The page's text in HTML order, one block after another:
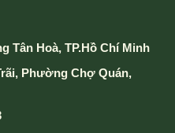
Tân Hoà, TP.Hồ Chí Minh
Phường Chợ Quán,